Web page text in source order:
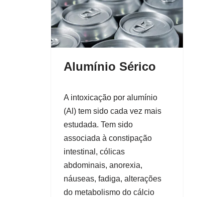
Alumínio Sérico
A intoxicação por alumínio
(Al) tem sido cada vez mais
estudada. Tem sido
associada à constipação
intestinal, cólicas
abdominais, anorexia,
náuseas, fadiga, alterações
do metabolismo do cálcio